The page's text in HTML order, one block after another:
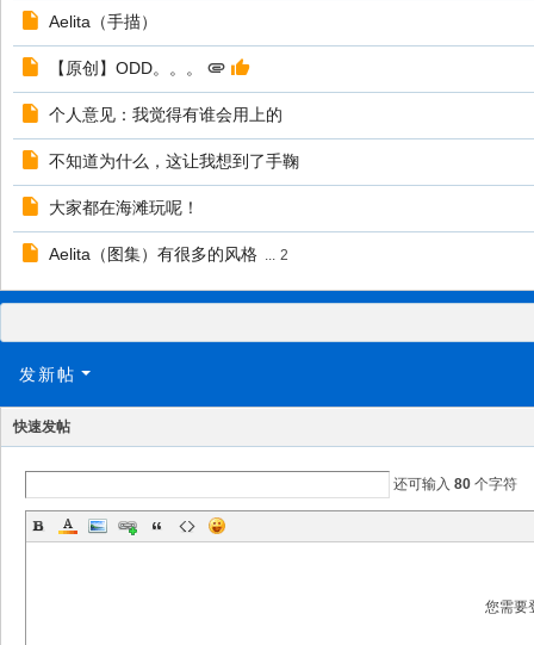
Aelita（手描）
【原创】ODD。。。
个人意见：我觉得有谁会用上的
不知道为什么，这让我想到了手鞠
大家都在海滩玩呢！
Aelita（图集）有很多的风格 ... 2
发新帖
快速发帖
还可输入 80 个字符
您需要